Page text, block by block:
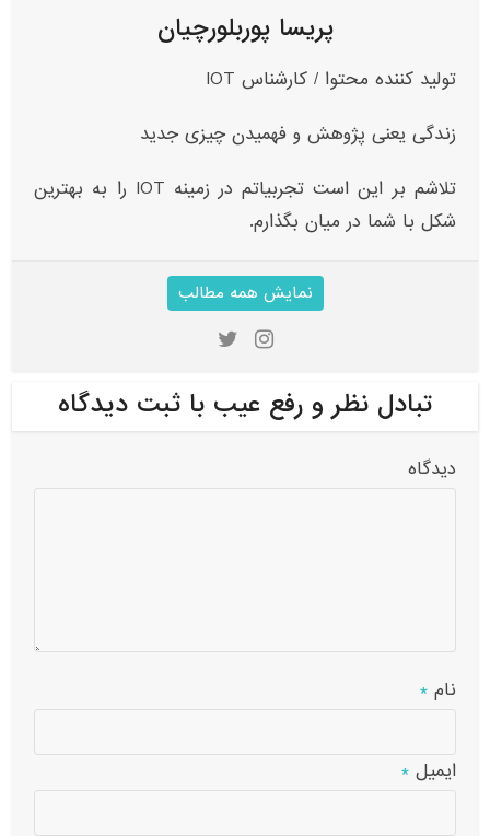
پریسا پوربلورچیان
تولید کننده محتوا / کارشناس IOT
زندگی یعنی پژوهش و فهمیدن چیزی جدید
تلاشم بر این است تجربیاتم در زمینه IOT‌ را به بهترین
شکل با شما در میان بگذارم.
نمایش همه مطالب
تبادل نظر و رفع عیب با ثبت دیدگاه
دیدگاه
نام*
ایمیل*